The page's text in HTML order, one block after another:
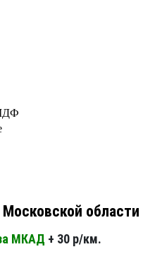
области
МКАД + 30 р/км.